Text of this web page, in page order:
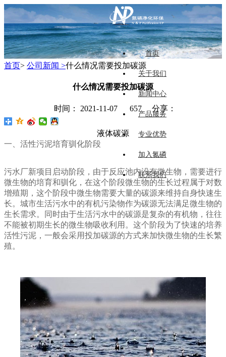
首页
关于我们
新闻中心
产品服务
专业优势
加入氮磷
联系我们
首页> 公司新闻 >什么情况需要投加碳源
什么情况需要投加碳源
时间： 2021-11-07 657 分享：
液体碳源
一、活性污泥培育驯化阶段
污水厂新项目启动阶段，由于反应池内没有微生物，需要进行
微生物的培育和驯化，在这个阶段微生物的生长过程属于对数
增殖期，这个阶段中微生物需要大量的碳源来维持自身快速生
长。城市生活污水中的有机污染物作为碳源无法满足微生物的
生长需求。同时由于生活污水中的碳源是复杂的有机物，往往
不能被初期生长的微生物吸收利用。这个阶段为了快速的培养
活性污泥，一般会采用投加碳源的方式来加快微生物的生长繁
殖。